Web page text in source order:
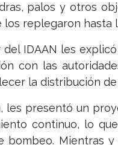
palos y otros
los replegaron hasta
del IDAAN les
con las
la distribución
les presentó un
continuo, lo
bombeo. Mientras